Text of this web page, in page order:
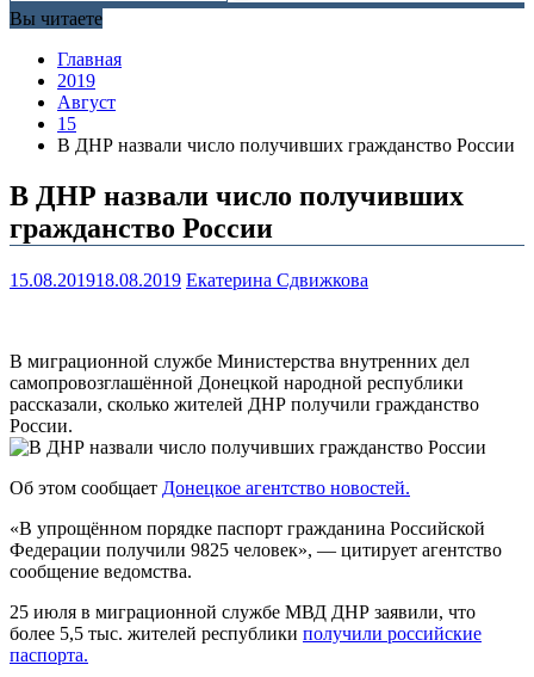
Вы читаете
Главная
2019
Август
15
В ДНР назвали число получивших гражданство России
В ДНР назвали число получивших
гражданство России
15.08.201918.08.2019 Екатерина Сдвижкова
В миграционной службе Министерства внутренних дел
самопровозглашённой Донецкой народной республики
рассказали, сколько жителей ДНР получили гражданство
России.
Об этом сообщает Донецкое агентство новостей.
«В упрощённом порядке паспорт гражданина Российской
Федерации получили 9825 человек», — цитирует агентство
сообщение ведомства.
25 июля в миграционной службе МВД ДНР заявили, что
более 5,5 тыс. жителей республики получили российские
паспорта.